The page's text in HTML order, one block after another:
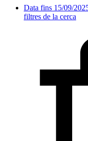
Data fins 15/09/
filtres de la cerca